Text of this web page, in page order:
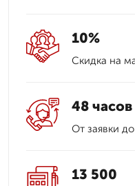
10%
Скидка на
48 часов
От заявки
13 500